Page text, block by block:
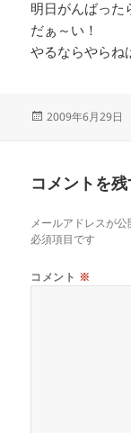
明日がんばった
だぁ～い！
やるならやらね
投
2009年6月29日
コメントを
メールアドレスが公
必須項目です
コメント ※